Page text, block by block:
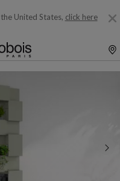
United States, click here